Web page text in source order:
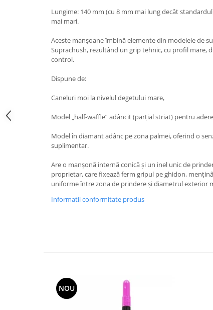
Lungime: 140 mm (cu 8 mm mai lung decât
mai mari.
Aceste manșoane îmbină elemente din modelele de
Suprachush, rezultând un grip tehnic, cu profil mare,
control.
Dispune de:
Caneluri moi la nivelul degetului mare,
Model „half-waffle” adâncit (parțial striat) pentru
Model în diamant adânc pe zona palmei, oferind o
suplimentar.
Are o manșonă internă conică și un inel unic de
proprietar, care fixează ferm gripul pe ghidon,
uniforme între zona de prindere și diametrul exterior
Informatii conformitate produs
NOU